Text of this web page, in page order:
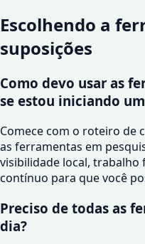
Escolhendo a
suposições
Como devo usar as
se estou iniciando
Comece com o roteiro de
as ferramentas em
visibilidade local,
contínuo para que você
Preciso de todas as
dia?